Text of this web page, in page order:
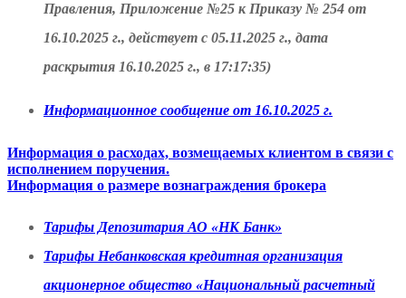
Правления, Приложение №25 к Приказу № 254 от
16.10.2025 г., действует с 05.11.2025 г., дата
раскрытия 16.10.2025 г., в 17:17:35)
Информационное сообщение от 16.10.2025 г.
Информация о расходах, возмещаемых клиентом в связи с
исполнением поручения.
Информация о размере вознаграждения брокера
Тарифы Депозитария АО «НК Банк»
Тарифы Небанковская кредитная организация
акционерное общество «Национальный расчетный